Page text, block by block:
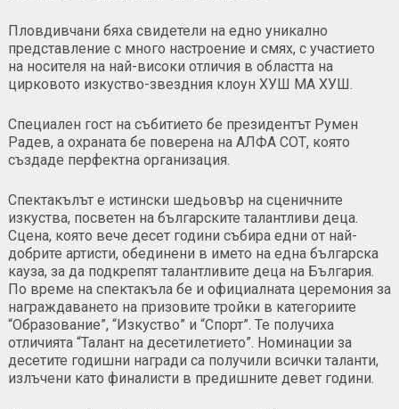
Пловдивчани бяха свидетели на едно уникално
представление с много настроение и смях, с участието
на носителя на най-високи отличия в областта на
цирковото изкуство-звездния клоун ХУШ МА ХУШ.
Специален гост на събитието бе президентът Румен
Радев, а охраната бе поверена на АЛФА СОТ, която
създаде перфектна организация.
Спектакълът е истински шедьовър на сценичните
изкуства, посветен на българските талантливи деца.
Сцена, която вече десет години събира едни от най-
добрите артисти, обединени в името на една българска
кауза, за да подкрепят талантливите деца на България.
По време на спектакъла бе и официалната церемония за
награждаването на призовите тройки в категориите
“Образование”, “Изкуство” и “Спорт”. Те получиха
отличията “Талант на десетилетието”. Номинации за
десетите годишни награди са получили всички таланти,
излъчени като финалисти в предишните девет години.